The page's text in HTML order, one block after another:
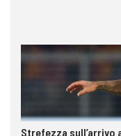
Strefezza sull’arrivo